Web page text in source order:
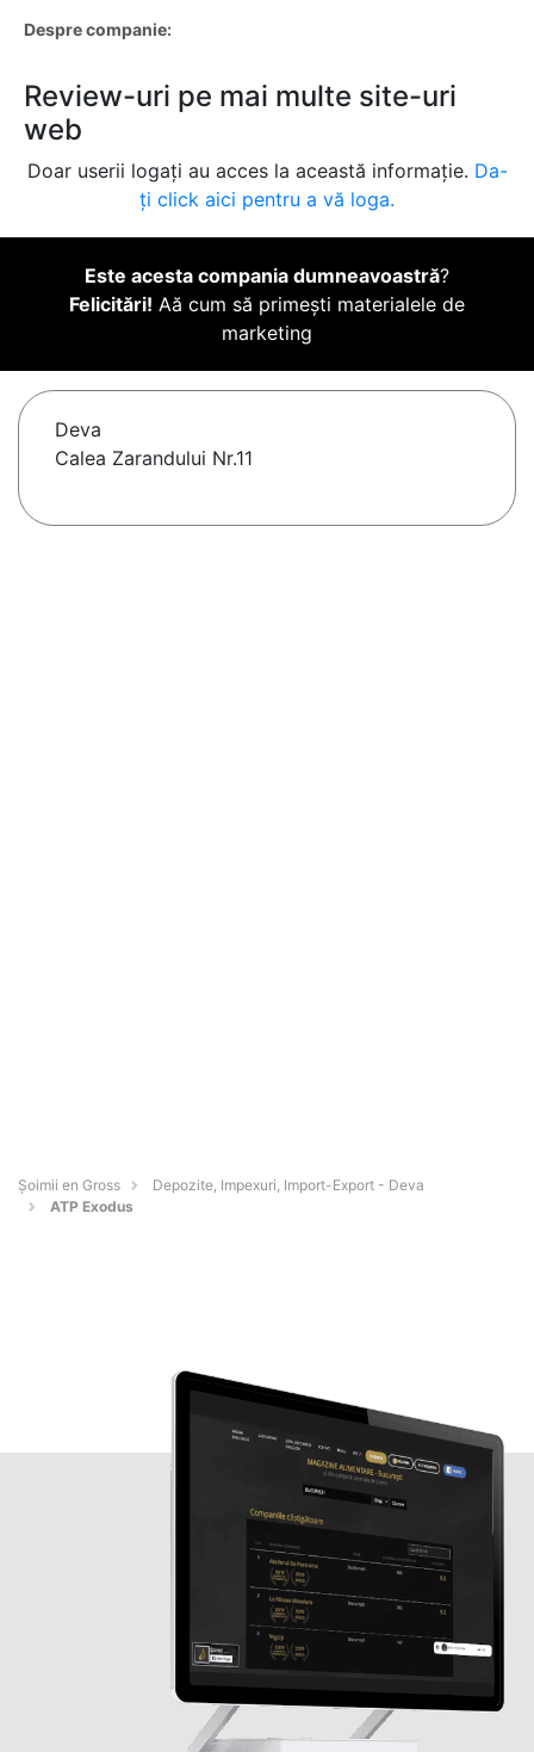
Despre companie:
Review-uri pe mai multe site-uri
web
Doar userii logați au acces la această informație. Da-
ți click aici pentru a vă loga.
Este acesta compania dumneavoastră?
Felicitări! Aă cum să primești materialele de
marketing
Deva
Calea Zarandului Nr.11
Șoimii en Gross
Depozite, Impexuri, Import-Export - Deva
ATP Exodus